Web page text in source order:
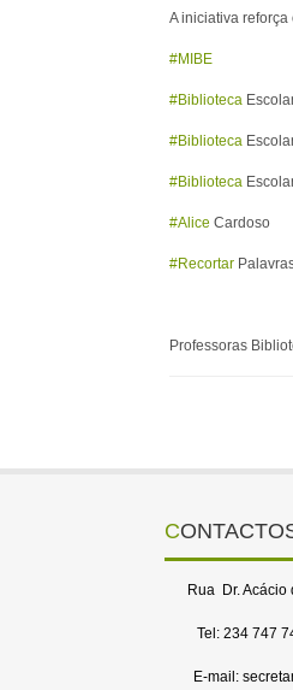
A iniciativa
#MIBE
#Biblioteca
#Biblioteca
#Biblioteca
#Alice Cardoso
#Recortar
Professoras
Rua Dr. Acácio
Tel: 234 747
E-mail: